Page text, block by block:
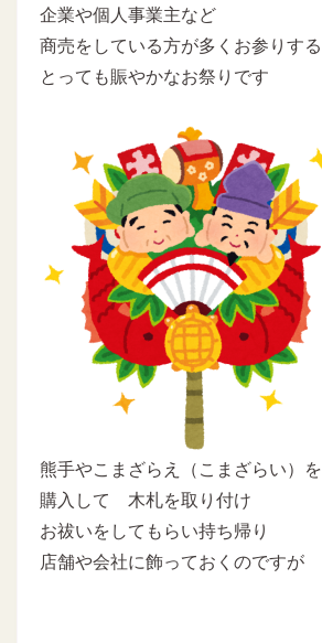
企業や個人事業主など
商売をしている方が多くお参りする
とっても賑やかなお祭りです
熊手やこまざらえ（こまざらい）を
購入して 木札を取り付け
お祓いをしてもらい持ち帰り
店舗や会社に飾っておくのですが